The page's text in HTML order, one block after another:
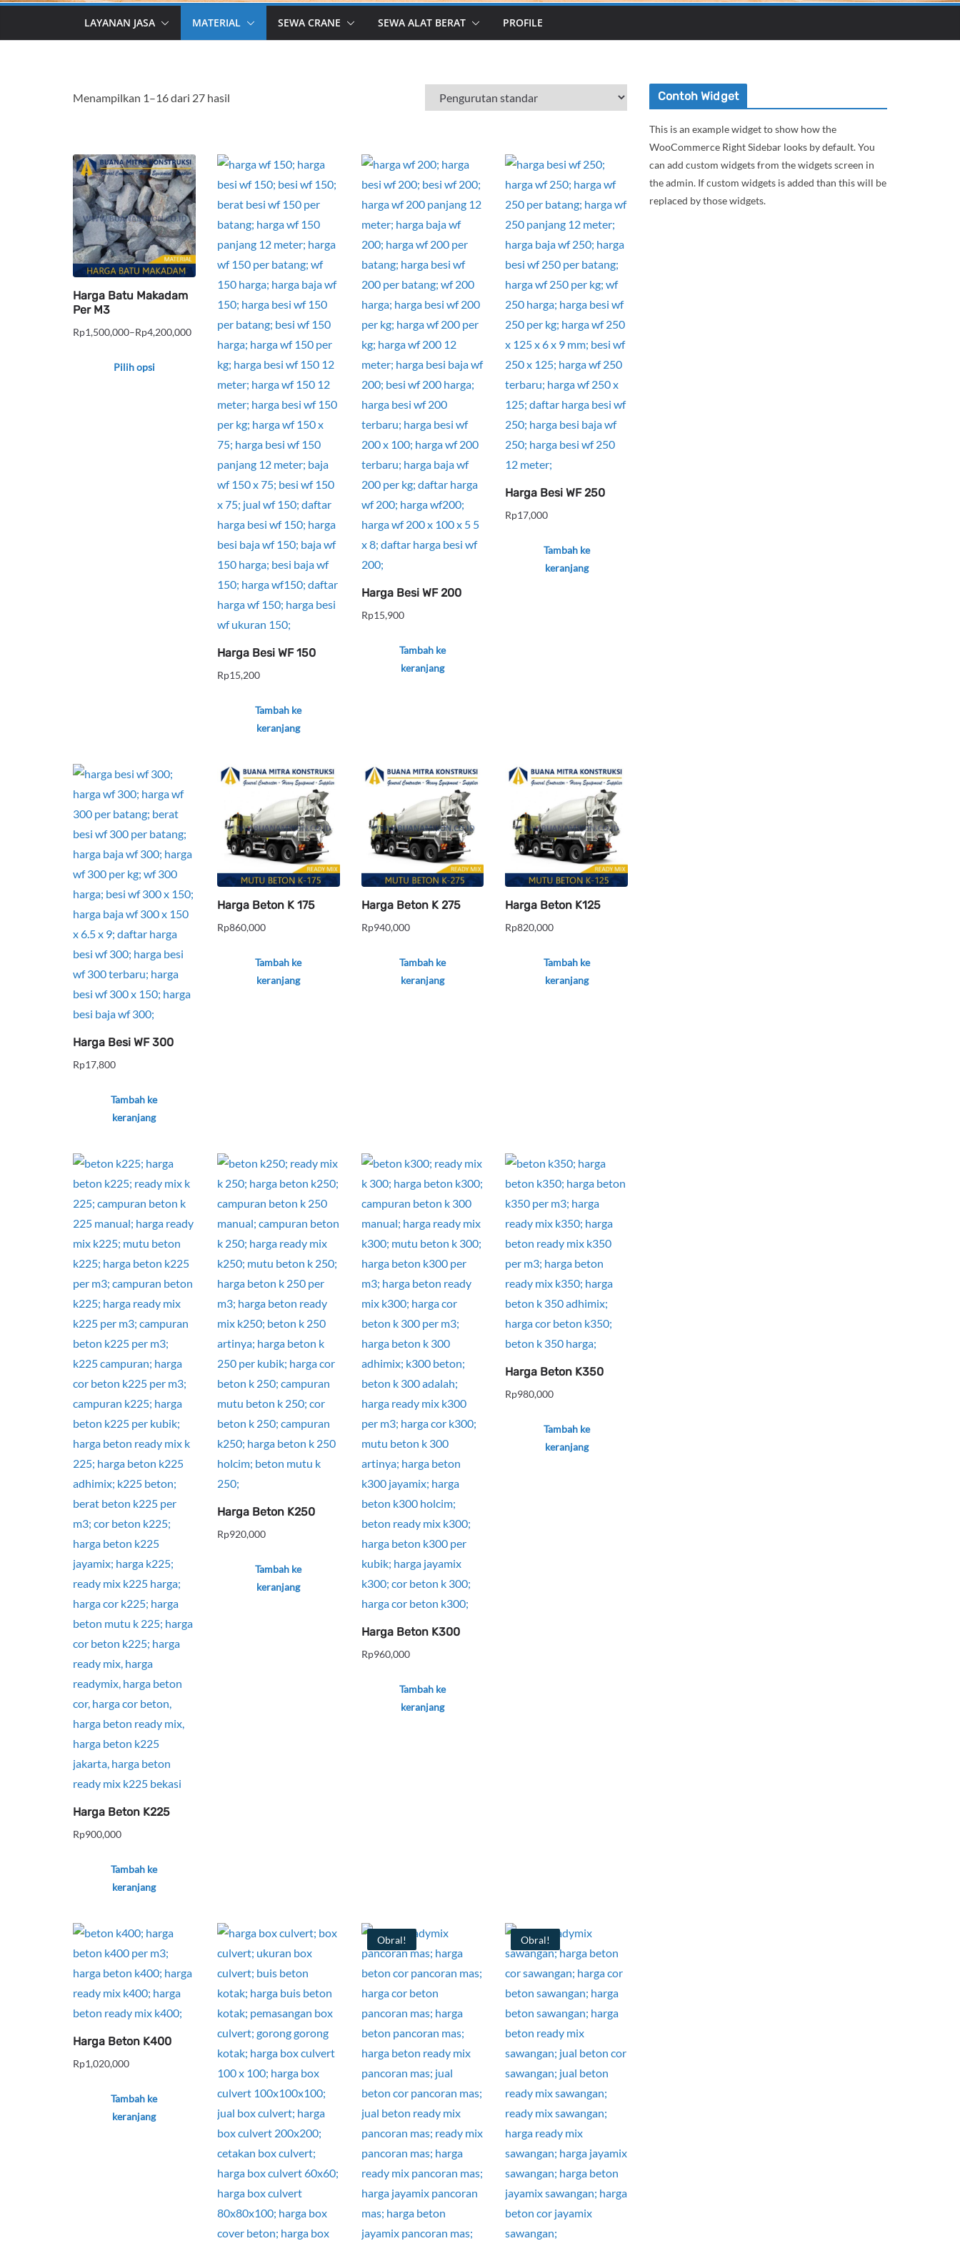
LAYANAN JASA MATERIAL SEWA CRANE SEWA ALAT BERAT PROFILE
Menampilkan 1–16 dari 27 hasil
Harga Batu Makadam
Per M3
Rp1,500,000–Rp4,200,000
Rentang
Pilih opsi
Harga Besi WF 150
Rp15,200
Tambah ke
keranjang
Harga Besi WF 200
Rp15,900
Tambah ke
keranjang
Harga Besi WF 250
Rp17,000
Tambah ke
keranjang
Harga Besi WF 300
Rp17,800
Tambah ke
keranjang
Harga Beton K 175
Rp860,000
Tambah ke
keranjang
Harga Beton K 275
Rp940,000
Tambah ke
keranjang
Harga Beton K125
Rp820,000
Tambah ke
keranjang
Harga Beton K225
Rp900,000
Tambah ke
keranjang
Harga Beton K250
Rp920,000
Tambah ke
keranjang
Harga Beton K300
Rp960,000
Tambah ke
keranjang
Harga Beton K350
Rp980,000
Tambah ke
keranjang
Harga Beton K400
Rp1,020,000
Tambah ke
keranjang
Obral! Obral!
Contoh Widget
This is an example widget to show how the
WooCommerce Right Sidebar looks by default. You
can add custom widgets from the widgets screen in
the admin. If custom widgets is added than this will be
replaced by those widgets.